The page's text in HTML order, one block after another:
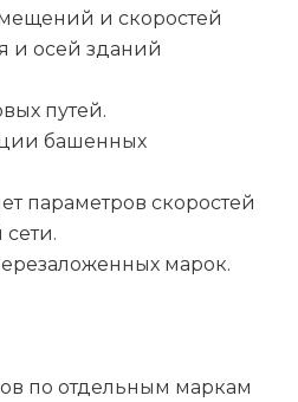
и скоростей
и осей зданий
путей.
башенных
параметров скоростей
марок.
по отдельным маркам